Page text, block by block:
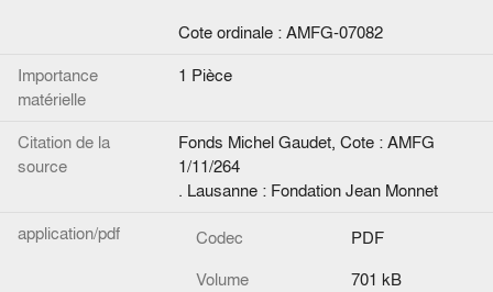
Cote ordinale : AMFG-07082
Importance
matérielle
1 Pièce
Citation de la
source
Fonds Michel Gaudet, Cote : AMFG
1/11/264
. Lausanne : Fondation Jean Monnet
application/pdf
Codec
PDF
Volume
701 kB